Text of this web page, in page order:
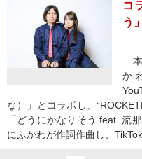
コ
う
本
か
な）」とコラボし、
「どうにかなりそう feat.
にふかわが作詞作曲し、